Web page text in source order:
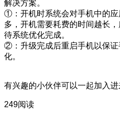
解决方案。
①：开机时系统会对手机中的
多，开机需要耗费的时间越长
待系统优化完成。
②：升级完成后重启手机以保
化。
有兴趣的小伙伴可以一起加入进
249阅读